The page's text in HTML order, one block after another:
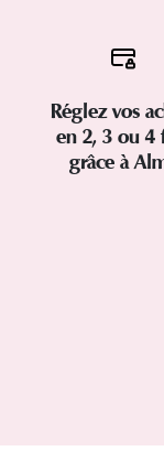
Réglez vos
en 2, 3 ou 4
grâce à